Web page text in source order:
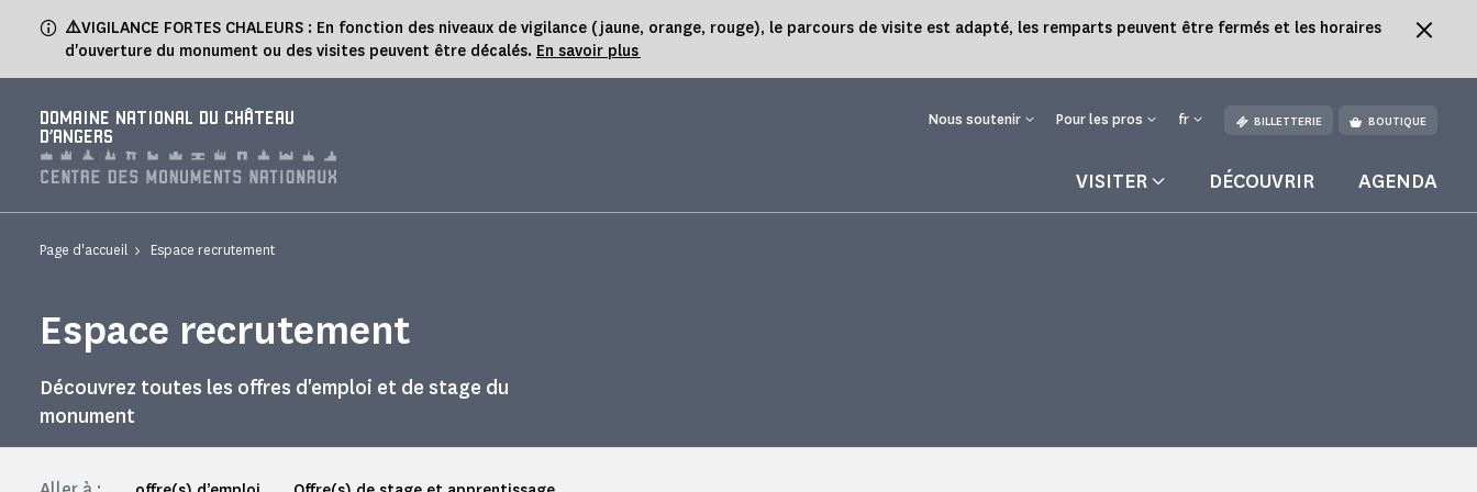
⚠️VIGILANCE FORTES CHALEURS : En fonction des niveaux de vigilance (jaune, orange, rouge), le parcours de visite est adapté, les remparts peuvent être fermés et les horaires
d'ouverture du monument ou des visites peuvent être décalés. En savoir plus
DOMAINE NATIONAL DU CHÂTEAU
D'ANGERS
Nous soutenir Pour les pros fr BILLETTERIE BOUTIQUE
VISITER DÉCOUVRIR AGENDA
Page d'accueil Espace recrutement
Espace recrutement
Découvrez toutes les offres d'emploi et de stage du
monument